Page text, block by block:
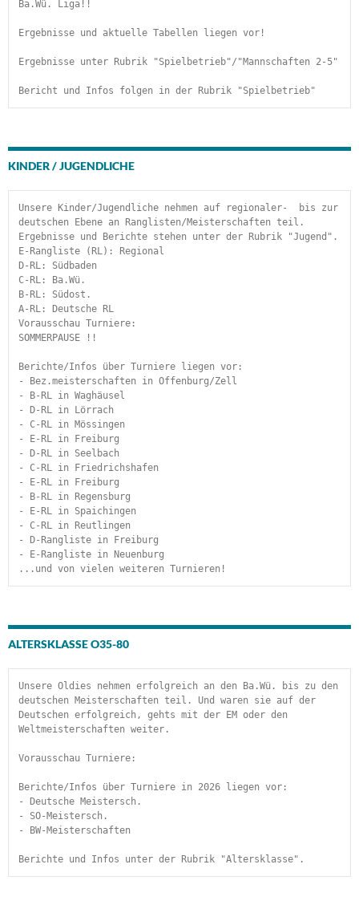
Ba.Wü. Liga!!
Ergebnisse und aktuelle Tabellen liegen vor!
Ergebnisse unter Rubrik "Spielbetrieb"/"Mannschaften 2-5"
Bericht und Infos folgen in der Rubrik "Spielbetrieb"
KINDER / JUGENDLICHE
Unsere Kinder/Jugendliche nehmen auf regionaler-  bis zur
deutschen Ebene an Ranglisten/Meisterschaften teil.
Ergebnisse und Berichte stehen unter der Rubrik "Jugend".
E-Rangliste (RL): Regional
D-RL: Südbaden
C-RL: Ba.Wü.
B-RL: Südost.
A-RL: Deutsche RL
Vorausschau Turniere:
SOMMERPAUSE !!
Berichte/Infos über Turniere liegen vor:
- Bez.meisterschaften in Offenburg/Zell
- B-RL in Waghäusel
- D-RL in Lörrach
- C-RL in Mössingen
- E-RL in Freiburg
- D-RL in Seelbach
- C-RL in Friedrichshafen
- E-RL in Freiburg
- B-RL in Regensburg
- E-RL in Spaichingen
- C-RL in Reutlingen
- D-Rangliste in Freiburg
- E-Rangliste in Neuenburg
...und von vielen weiteren Turnieren!
ALTERSKLASSE O35-80
Unsere Oldies nehmen erfolgreich an den Ba.Wü. bis zu den
deutschen Meisterschaften teil. Und waren sie auf der
Deutschen erfolgreich, gehts mit der EM oder den
Weltmeisterschaften weiter.
Vorausschau Turniere:
Berichte/Infos über Turniere in 2026 liegen vor:
- Deutsche Meistersch.
- SO-Meistersch.
- BW-Meisterschaften
Berichte und Infos unter der Rubrik "Altersklasse".